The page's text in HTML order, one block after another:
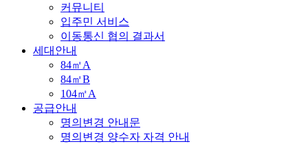
커뮤니티
입주민 서비스
이동통신 협의 결과서
세대안내
84㎡A
84㎡B
104㎡A
공급안내
명의변경 안내문
명의변경 양수자 자격 안내